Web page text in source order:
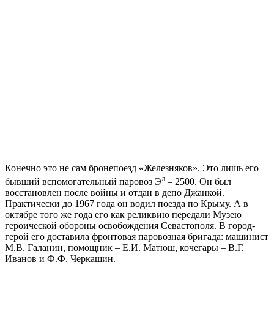
Конечно это не сам бронепоезд «Железняков». Это лишь его
бывший вспомогательный паровоз Эл – 2500. Он был
восстановлен после войны и отдан в депо Джанкой.
Практически до 1967 года он водил поезда по Крыму. А в
октябре того же года его как реликвию передали Музею
героической обороны освобождения Севастополя. В город-
герой его доставила фронтовая паровозная бригада: машинист
М.В. Галанин, помощник – Е.И. Матюш, кочегары – В.Г.
Иванов и Ф.Ф. Черкашин.